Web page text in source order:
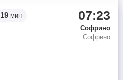
19мин 07:23
Софрино
Софрино